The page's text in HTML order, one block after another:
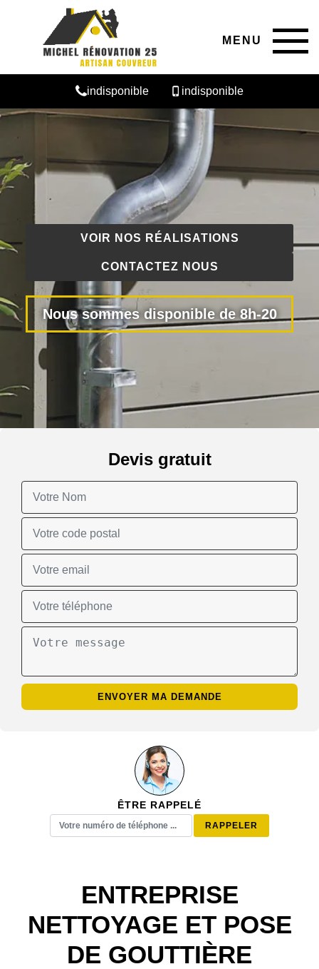
MENU
indisponible indisponible
VOIR NOS RÉALISATIONS
CONTACTEZ NOUS
Nous sommes disponible de 8h-20
Devis gratuit
ÊTRE RAPPELÉ
ENTREPRISE
NETTOYAGE ET POSE
DE GOUTTIÈRE